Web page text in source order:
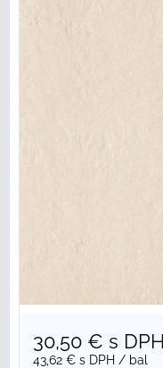
30,50 € s DPH
43,62 € s DPH / bal